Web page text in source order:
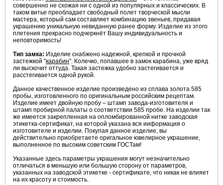
совершенно не схожая ни с одной из популярных и классических. В
таком витье преобладает свободный полет творческой мысли
мастера, который сам составляет комбинацию звеньев, придавая
украшению уникальную невиданную ранее форму. Изделие из этого
плетения прекрасно подчеркнёт Вашу индивидуальность и
неповторимость!
Тип замка: Изделие снабжено надежной, крепкой и прочной
застежкой "карабин". Колечко, попавшее в замок карабина, уже вряд
ли выскочит оттуда. Такая застежка удобно застегивается и
расстегивается одной рукой.
Данное качественное изделие произведено из сплава золота 585
пробы, изготовленного по оригинальным российским рецептам.
Изделие имеет двойную пробу – штамп завода-изготовителя и
штамп пробирной палаты о соответствии 585 пробе. На изделии так
же имеется закрепленная на опломбированной нитке заводская
этикетка-сертификат, на которой указана вся ииформация о
изготовителе и изделии. Покупая данное изделие, вы
действительно приобретаете оригальное ювелирное украшение,
выполненное по высоким советским ГОСТам!
Указанные здесь параметры украшения могут незначительно
отличаться в меньшую или большую сторону от параметров,
указанных на заводской этикетке - сертификате, что никак не влияет
на их красоту и стоимость.